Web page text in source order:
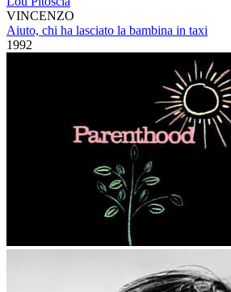
VINCENZO
Aiuto, chi ha lasciato la bambina in taxi
1992